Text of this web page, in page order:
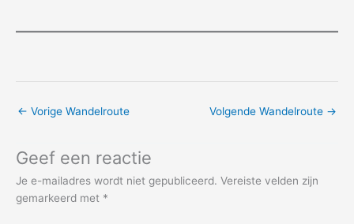
← Vorige Wandelroute Volgende Wandelroute →
Geef een reactie
Je e-mailadres wordt niet gepubliceerd. Vereiste velden zijn
gemarkeerd met *